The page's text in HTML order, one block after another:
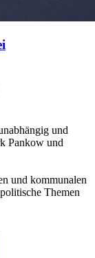
und
Pankow und
und kommunalen
Themen